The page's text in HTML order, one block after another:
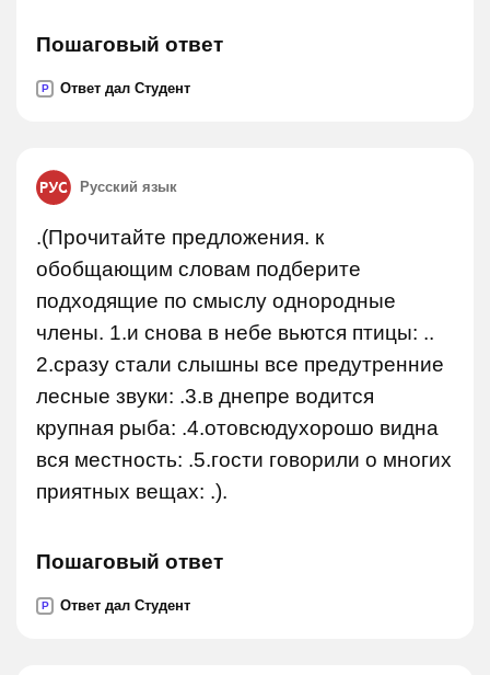
Пошаговый ответ
P Ответ дал Студент
Русский язык
.(Прочитайте предложения. к
обобщающим словам подберите
подходящие по смыслу однородные
члены. 1.и снова в небе вьются птицы: ..
2.сразу стали слышны все предутренние
лесные звуки: .3.в днепре водится
крупная рыба: .4.отовсюдухорошо видна
вся местность: .5.гости говорили о многих
приятных вещах: .).
Пошаговый ответ
P Ответ дал Студент